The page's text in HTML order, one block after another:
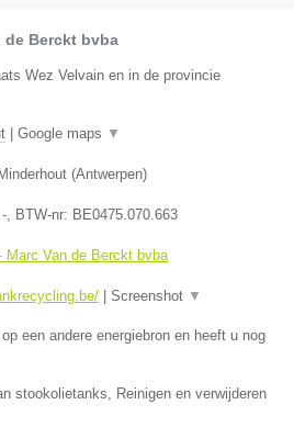
de Berckt bvba
Wez Velvain en in de provincie
| Google maps ▼
(Antwerpen)
- , BTW-nr: BE0475.070.663
Marc Van de Berckt bvba
| Screenshot ▼
een andere energiebron en heeft u nog
stookolietanks, Reinigen en verwijderen